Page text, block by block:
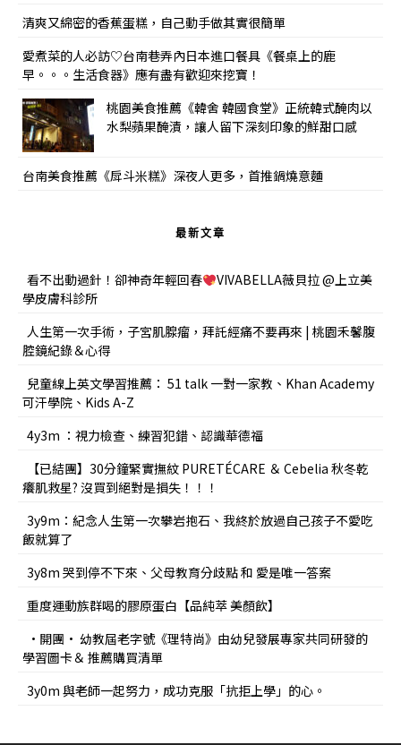
清爽又綿密的香蕉蛋糕，自己動手做其實很簡單
愛煮菜的人必訪♡台南巷弄內日本進口餐具《餐桌上的鹿
早。。。生活食器》應有盡有歡迎來挖寶！
桃園美食推薦《韓舍 韓國食堂》正統韓式醃肉以
水梨蘋果醃漬，讓人留下深刻印象的鮮甜口感
台南美食推薦《戽斗米糕》深夜人更多，首推鍋燒意麵
最新文章
看不出動過針！卻神奇年輕回春
VIVABELLA薇貝拉 @上立美
學皮膚科診所
人生第一次手術，子宮肌腺瘤，拜託經痛不要再來 | 桃園禾馨腹
腔鏡紀錄＆心得
兒童線上英文學習推薦： 51 talk 一對一家教、Khan Academy
可汗學院、Kids A-Z
4y3m ：視力檢查、練習犯錯、認識華德福
【已結團】30分鐘緊實撫紋 PURETÉCARE ＆ Cebelia 秋冬乾
癢肌救星? 沒買到絕對是損失！！！
3y9m：紀念人生第一次攀岩抱石、我終於放過自己孩子不愛吃
飯就算了
3y8m 哭到停不下來、父母教育分歧點 和 愛是唯一答案
重度運動族群喝的膠原蛋白【品純萃 美顏飲】
•開團• 幼教屆老字號《理特尚》由幼兒發展專家共同研發的
學習圖卡＆ 推薦購買清單
3y0m 與老師一起努力，成功克服「抗拒上學」的心。